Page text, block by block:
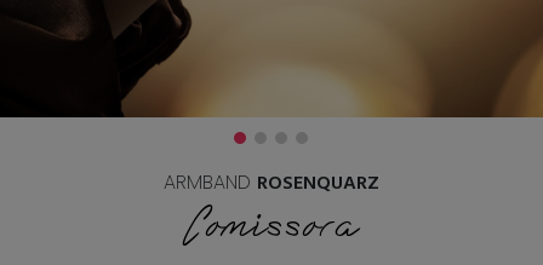
ARMBAND ROSENQUARZ
Comissora